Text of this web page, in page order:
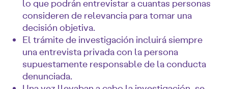
lo que podrán entrevistar a cuantas personas
consideren de relevancia para tomar una
decisión objetiva.
El trámite de investigación incluirá siempre
una entrevista privada con la persona
supuestamente responsable de la conducta
denunciada.